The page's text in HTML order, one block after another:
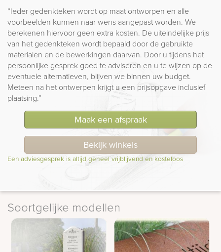
“Ieder gedenkteken wordt op maat ontworpen en alle
voorbeelden kunnen naar wens aangepast worden. We
berekenen hiervoor geen extra kosten. De uiteindelijke prijs
van het gedenkteken wordt bepaald door de gebruikte
materialen en de bewerkingen daarvan. Door u tijdens het
persoonlijke gesprek goed te adviseren en u te wijzen op de
eventuele alternatieven, blijven we binnen uw budget.
Meteen na het ontwerpen krijgt u een prijsopgave inclusief
plaatsing.”
Maak een afspraak
Bekijk winkels
Een adviesgesprek is altijd geheel vrijblijvend en kosteloos
Soortgelijke modellen